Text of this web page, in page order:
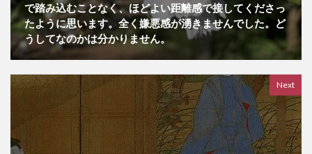
で踏み込むことなく、ほどよい距離感で接してくださっ
たように思います。全く嫌悪感が湧きませんでした。ど
うしてなのかは分かりません。
Next